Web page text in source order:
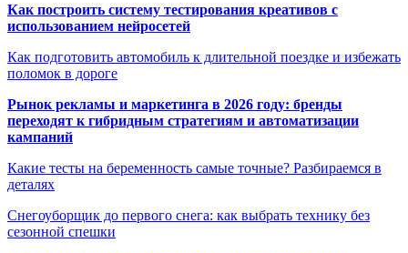
Как построить систему тестирования креативов с
использованием нейросетей
Как подготовить автомобиль к длительной поездке и избежать
поломок в дороге
Рынок рекламы и маркетинга в 2026 году: бренды
переходят к гибридным стратегиям и автоматизации
кампаний
Какие тесты на беременность самые точные? Разбираемся в
деталях
Снегоуборщик до первого снега: как выбрать технику без
сезонной спешки